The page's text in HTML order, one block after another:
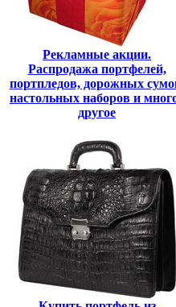
Рекламные акции.
Распродажа портфелей,
портпледов, дорожных
настольных наборов и
другое